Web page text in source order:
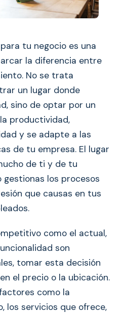
tu negocio es una
la diferencia entre
No se trata
un lugar donde
sino de optar por un
productividad,
y se adapte a las
de tu empresa. El lugar
de ti y de tu
los procesos
que causas en tus
como el actual,
son
tomar esta decisión
el precio o la ubicación.
como la
los servicios que ofrece,